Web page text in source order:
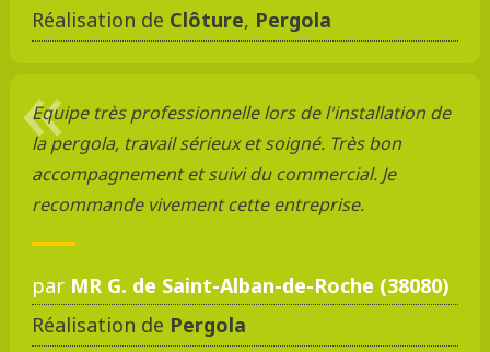
Réalisation de Clôture, Pergola
Equipe très professionnelle lors de l'installation de
la pergola, travail sérieux et soigné. Très bon
accompagnement et suivi du commercial. Je
recommande vivement cette entreprise.
par MR G. de Saint-Alban-de-Roche (38080)
Réalisation de Pergola